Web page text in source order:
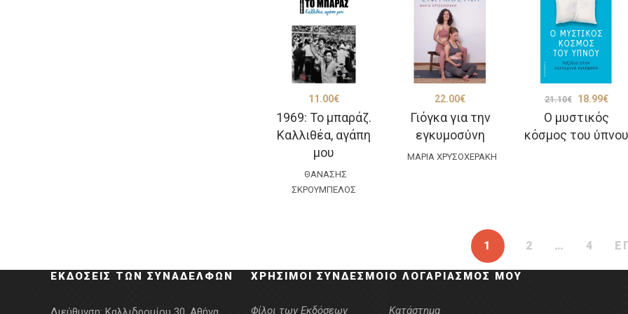
1969: Το μπαράζ.
Καλλιθέα, αγάπη
μου
11.00€
ΘΑΝΆΣΗΣ
ΣΚΡΟΥΜΠΈΛΟΣ
Γιόγκα για την
εγκυμοσύνη
22.00€
ΜΑΡΊΑ ΧΡΥΣΟΧΕΡΆΚΗ
Ο μυστικός
κόσμος του ύπνου
21.10€
Original
price
was:
18.99€Η
τιμή
1 2 … 4
ΕΚΔΌΣΕΙΣ ΤΩΝ ΣΥΝΑΔΈΛΦΩΝ ΧΡΉΣΙΜΟΙ ΣΎΝΔΕΣΜΟΙ
Φίλοι των Εκδόσεων
Ο ΛΟΓΑΡΙΑΣΜΌΣ ΜΟΥ
Κατάστημα